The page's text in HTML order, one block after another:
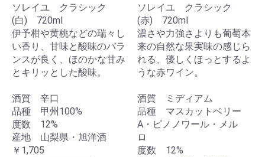
ソレイユ クラシック
(白) 720ml
伊予柑や黄桃などの瑞々し
い香り、甘味と酸味のバラ
ンスが良く、ほのかな甘み
とキリッとした酸味。
酒質 辛口
品種 甲州100%
度数 12%
産地 山梨県・旭洋酒
￥1,705
ソレイユ クラシック
(赤) 720ml
濃さや力強さよりも葡萄本
来の自然な果実味の感じら
れる、優しくほっとするよ
うな赤ワイン。
酒質 ミディアム
品種 マスカットベリー
A・ピノノワール・メル
ロ
度数 12%